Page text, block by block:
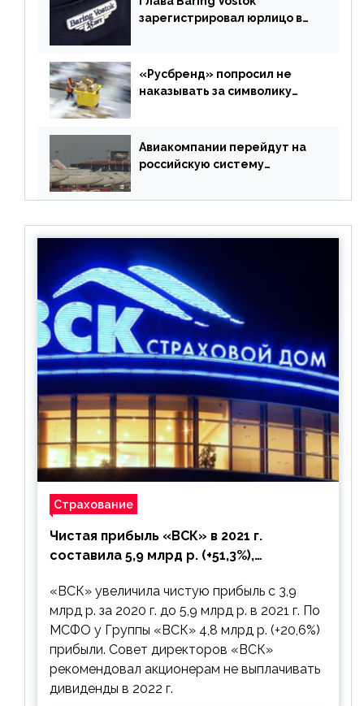
зарегистрировал юрлицо в
«Русбренд» попросил не
наказывать за символику
Авиакомпании перейдут на
российскую систему
Страхование
Чистая прибыль «ВСК» в 2021 г.
составила 5,9 млрд р. (+51,3%),
выплачивать
«ВСК» увеличила чистую прибыль с 3,9
млрд р. за 2020 г. до 5,9 млрд р. в 2021 г. По
МСФО у Группы «ВСК» 4,8 млрд р. (+20,6%)
прибыли. Совет директоров «ВСК»
рекомендовал акционерам не выплачивать
дивиденды в 2022 г.